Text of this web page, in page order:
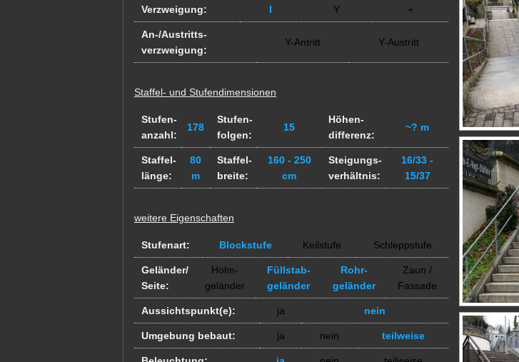
Verzweigung: I Y +
An-/Austritts-
verzweigung:
Y-Antritt Y-Austritt
Staffel- und Stufendimensionen
Stufen-
anzahl:
178
Stufen-
folgen:
15
Höhen-
differenz:
~? m
Staffel-
länge:
80
m
Staffel-
breite:
160 - 250
cm
Steigungs-
verhältnis:
16/33 -
15/37
weitere Eigenschaften
Stufenart: Blockstufe Keilstufe Schleppstufe
Geländer/
Seite:
Holm-
geländer
Füllstab-
geländer
Rohr-
geländer
Zaun /
Fassade
Aussichtspunkt(e): ja nein
Umgebung bebaut: ja nein teilweise